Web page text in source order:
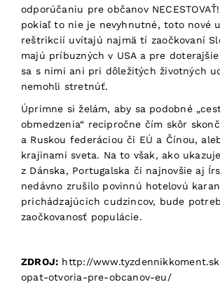
odporúčaniu pre občanov
pokiaľ to nie je nevyhnutné, toto nové
reštrikcií uvítajú najmä tí zaočkovaní
majú príbuzných v USA a pre
sa s nimi ani pri dôležitých životných
nemohli stretnúť.
Úprimne si želám, aby sa podobné
obmedzenia“ recipročne čím skôr
a Ruskou federáciou či EÚ a Čínou,
krajinami sveta. Na to však, ako
z Dánska, Portugalska či najnovšie aj
nedávno zrušilo povinnú hotelovú
prichádzajúcich cudzincov, bude
zaočkovanosť populácie.
ZDROJ: http://
opat-otvoria-pre-obcanov-eu/